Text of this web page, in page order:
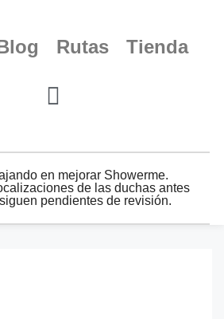
Rutas Tienda
en mejorar Showerme.
de las duchas antes
pendientes de revisión.